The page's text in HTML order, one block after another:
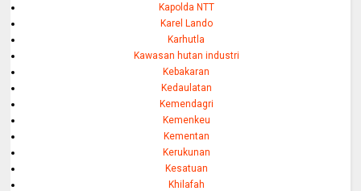
Kapolda NTT
Karel Lando
Karhutla
Kawasan hutan industri
Kebakaran
Kedaulatan
Kemendagri
Kemenkeu
Kementan
Kerukunan
Kesatuan
Khilafah